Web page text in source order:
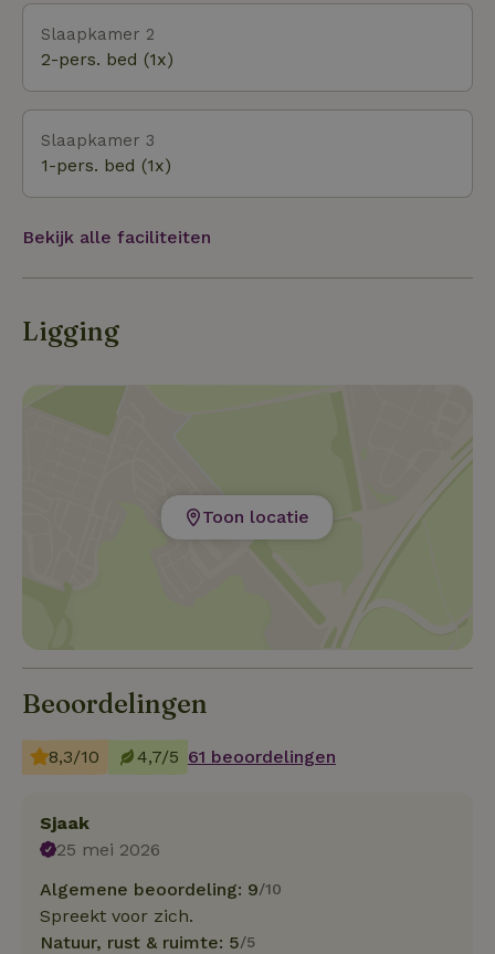
terras in de tuin aan het water.
Slaapkamer 2
2-pers. bed (1x)
Slaapkamer 3
1-pers. bed (1x)
Bekijk alle faciliteiten
Ligging
Toon locatie
Beoordelingen
8,3/10 4,7/5 61 beoordelingen
Sjaak
25 mei 2026
Algemene beoordeling: 9/10
Spreekt voor zich.
Natuur, rust & ruimte: 5/5